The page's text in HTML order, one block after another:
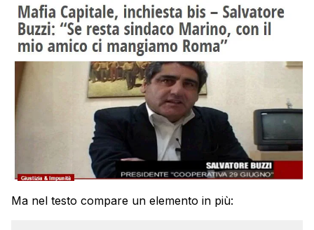
Ma nel testo compare un elemento in più: